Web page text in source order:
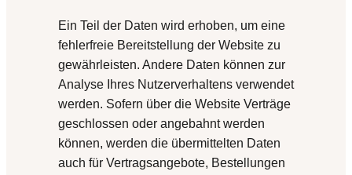
Ein Teil der Daten wird erhoben, um eine
fehlerfreie Bereitstellung der Website zu
gewährleisten. Andere Daten können zur
Analyse Ihres Nutzerverhaltens verwendet
werden. Sofern über die Website Verträge
geschlossen oder angebahnt werden
können, werden die übermittelten Daten
auch für Vertragsangebote, Bestellungen